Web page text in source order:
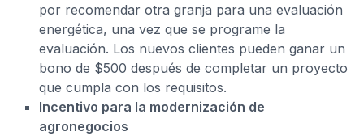
por recomendar otra granja para una evaluación
energética, una vez que se programe la
evaluación. Los nuevos clientes pueden ganar un
bono de $500 después de completar un proyecto
que cumpla con los requisitos.
Incentivo para la modernización de
agronegocios